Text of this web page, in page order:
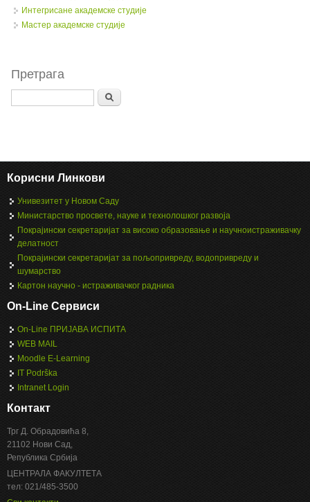
Интегрисане академске студије
Мастер академске студије
Претрага
Search
Корисни Линкови
Унивезитет у Новом Саду
Министарство просвете, науке и технолошког развоја
Покрајински секретаријат за високо образовање и научноистраживачку
делатност
Покрајински секретаријат за пољопривреду, водопривреду и
шумарство
Картон научно - истраживачког радника
On-Line Сервиси
On-Line ПРИЈАВА ИСПИТА
WEB MAIL
Moodle E-Learning
IT Podrška
Intranet Login
Контакт
Трг Д. Обрадовића 8,
21102 Нови Сад,
Република Србија
ЦЕНТРАЛА ФАКУЛТЕТА
тел: 021/485-3500